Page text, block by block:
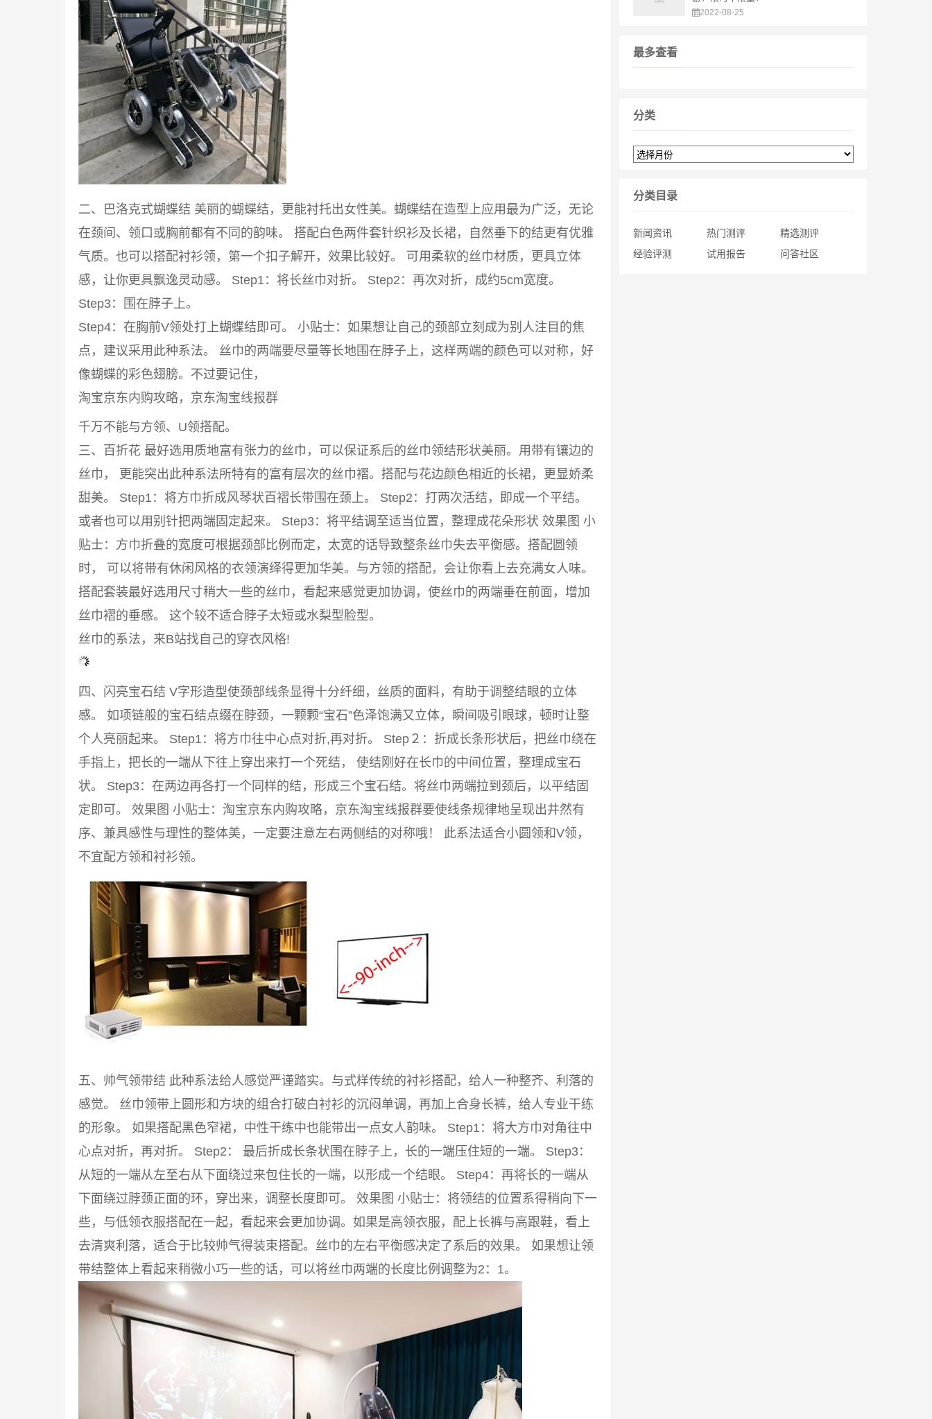
二、巴洛克式蝴蝶结 美丽的蝴蝶结，更能衬托出女性美。蝴蝶结在造型上应用最为广泛，无论
在颈间、领口或胸前都有不同的韵味。 搭配白色两件套针织衫及长裙，自然垂下的结更有优雅
气质。也可以搭配衬衫领，第一个扣子解开，效果比较好。 可用柔软的丝巾材质，更具立体
感，让你更具飘逸灵动感。 Step1：将长丝巾对折。 Step2：再次对折，成约5cm宽度。
Step3：围在脖子上。
Step4：在胸前V领处打上蝴蝶结即可。 小贴士：如果想让自己的颈部立刻成为别人注目的焦
点，建议采用此种系法。 丝巾的两端要尽量等长地围在脖子上，这样两端的颜色可以对称，好
像蝴蝶的彩色翅膀。不过要记住，
淘宝京东内购攻略，京东淘宝线报群
千万不能与方领、U领搭配。
三、百折花 最好选用质地富有张力的丝巾，可以保证系后的丝巾领结形状美丽。用带有镶边的
丝巾， 更能突出此种系法所特有的富有层次的丝巾褶。搭配与花边颜色相近的长裙，更显娇柔
甜美。 Step1：将方巾折成风琴状百褶长带围在颈上。 Step2：打两次活结，即成一个平结。
或者也可以用别针把两端固定起来。 Step3：将平结调至适当位置，整理成花朵形状 效果图 小
贴士：方巾折叠的宽度可根据颈部比例而定，太宽的话导致整条丝巾失去平衡感。搭配圆领
时， 可以将带有休闲风格的衣领演绎得更加华美。与方领的搭配，会让你看上去充满女人味。
搭配套装最好选用尺寸稍大一些的丝巾，看起来感觉更加协调，使丝巾的两端垂在前面，增加
丝巾褶的垂感。 这个较不适合脖子太短或水梨型脸型。
丝巾的系法，来B站找自己的穿衣风格!
四、闪亮宝石结 V字形造型使颈部线条显得十分纤细，丝质的面料，有助于调整结眼的立体
感。 如项链般的宝石结点缀在脖颈，一颗颗“宝石”色泽饱满又立体，瞬间吸引眼球，顿时让整
个人亮丽起来。 Step1：将方巾往中心点对折,再对折。 Step２：折成长条形状后，把丝巾绕在
手指上，把长的一端从下往上穿出来打一个死结， 使结刚好在长巾的中间位置，整理成宝石
状。 Step3：在两边再各打一个同样的结，形成三个宝石结。将丝巾两端拉到颈后，以平结固
定即可。 效果图 小贴士：淘宝京东内购攻略，京东淘宝线报群要使线条规律地呈现出井然有
序、兼具感性与理性的整体美，一定要注意左右两侧结的对称哦！ 此系法适合小圆领和V领，
不宜配方领和衬衫领。
五、帅气领带结 此种系法给人感觉严谨踏实。与式样传统的衬衫搭配，给人一种整齐、利落的
感觉。 丝巾领带上圆形和方块的组合打破白衬衫的沉闷单调，再加上合身长裤，给人专业干练
的形象。 如果搭配黑色窄裙，中性干练中也能带出一点女人韵味。 Step1：将大方巾对角往中
心点对折，再对折。 Step2： 最后折成长条状围在脖子上，长的一端压住短的一端。 Step3：
从短的一端从左至右从下面绕过来包住长的一端，以形成一个结眼。 Step4：再将长的一端从
下面绕过脖颈正面的环，穿出来，调整长度即可。 效果图 小贴士：将领结的位置系得稍向下一
些，与低领衣服搭配在一起，看起来会更加协调。如果是高领衣服，配上长裤与高跟鞋，看上
去清爽利落，适合于比较帅气得装束搭配。丝巾的左右平衡感决定了系后的效果。 如果想让领
带结整体上看起来稍微小巧一些的话，可以将丝巾两端的长度比例调整为2：1。
2022-08-25
最多查看
分类
分类目录
新闻资讯 热门测评
精选测评
经验评测
试用报告 问答社区